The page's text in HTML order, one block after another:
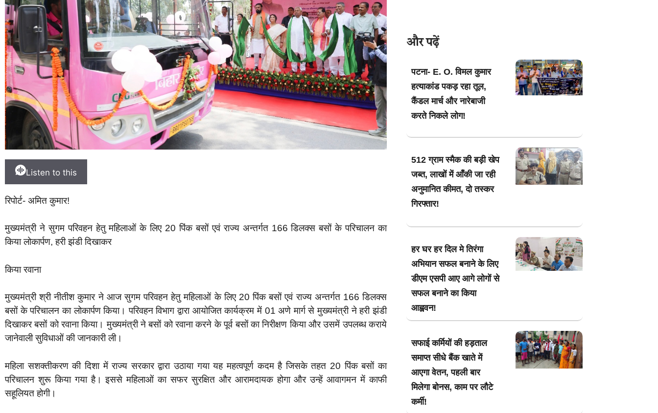
Listen to this
रिपोर्ट- अमित कुमार!
मुख्यमंत्री ने सुगम परिवहन हेतु महिलाओं के लिए 20 पिंक बसों एवं राज्य अन्तर्गत 166 डिलक्स बसों के परिचालन का
किया लोकार्पण, हरी झंडी दिखाकर
किया रवाना
मुख्यमंत्री श्री नीतीश कुमार ने आज सुगम परिवहन हेतु महिलाओं के लिए 20 पिंक बसों एवं राज्य अन्तर्गत 166 डिलक्स
बसों के परिचालन का लोकार्पण किया। परिवहन विभाग द्वारा आयोजित कार्यक्रम में 01 अणे मार्ग से मुख्यमंत्री ने हरी झंडी
दिखाकर बसों को रवाना किया। मुख्यमंत्री ने बसों को रवाना करने के पूर्व बसों का निरीक्षण किया और उसमें उपलब्ध कराये
जानेवाली सुविधाओं की जानकारी ली।
महिला सशक्तीकरण की दिशा में राज्य सरकार द्वारा उठाया गया यह महत्वपूर्ण कदम है जिसके तहत 20 पिंक बसों का
परिचालन शुरू किया गया है। इससे महिलाओं का सफर सुरक्षित और आरामदायक होगा और उन्हें आवागमन में काफी
सहूलियत होगी।
और पढ़ें
पटना- E. O. विमल कुमार
हत्याकांड पकड़ रहा तूल,
कैंडल मार्च और नारेबाजी
करते निकले लोग!
512 ग्राम स्मैक की बड़ी खेप
जब्त, लाखों में आँकी जा रही
अनुमानित कीमत, दो तस्कर
गिरफ्तार!
हर घर हर दिल मे तिरंगा
अभियान सफल बनाने के लिए
डीएम एसपी आए आगे लोगों से
सफल बनाने का किया
आह्ववन!
सफाई कर्मियों की हड़ताल
समाप्त सीधे बैंक खाते में
आएगा वेतन, पहली बार
मिलेगा बोनस, काम पर लौटे
कर्मी!